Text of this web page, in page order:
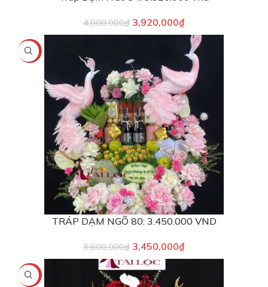
4,000,000₫ 3,920,000₫
-4%
TRÁP DẠM NGÕ 80: 3.450.000 VND
3,600,000₫ 3,450,000₫
-8%